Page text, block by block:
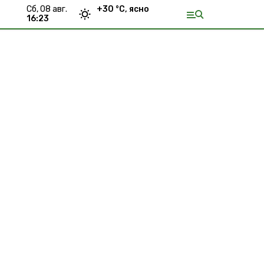
сб, 08 авг.
16:23
+30 °С, ясно